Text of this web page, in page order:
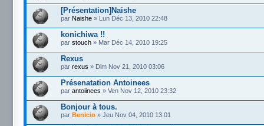
[Présentation]Naishe
par Naishe » Lun Déc 13, 2010 22:48
konichiwa !!
par stouch » Mar Déc 14, 2010 19:25
Rexus
par rexus » Dim Nov 21, 2010 03:06
Présenatation Antoinees
par antoiinees » Ven Nov 12, 2010 23:32
Bonjour à tous.
par Benicio » Jeu Nov 04, 2010 13:01